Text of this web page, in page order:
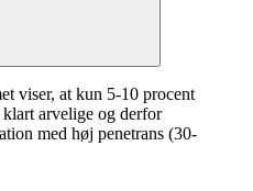
viser, at kun 5-10 procent
arvelige og derfor
med høj penetrans (30-